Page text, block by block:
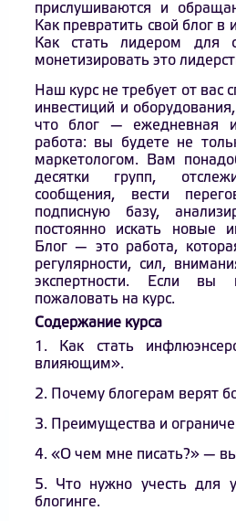
прислушиваются и
Как превратить свой блог в
Как стать лидером для
монетизировать это
Наш курс не требует от вас
инвестиций и
что блог — ежедневная
работа: вы будете не
маркетологом. Вам
десятки групп,
сообщения, вести
подписную базу,
постоянно искать новые
Блог — это работа,
регулярности, сил,
экспертности. Если
пожаловать на курс.
Содержание курса
1. Как стать
влияющим».
2. Почему блогерам верят
3. Преимущества и
4. «О чем мне писать?» —
5. Что нужно учесть для
блогинге.